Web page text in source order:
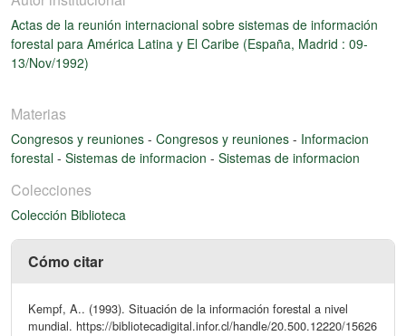
Actas de la reunión internacional sobre sistemas de información
forestal para América Latina y El Caribe (España, Madrid : 09-
13/Nov/1992)
Materias
Congresos y reuniones - Congresos y reuniones - Informacion
forestal - Sistemas de informacion - Sistemas de informacion
Colecciones
Colección Biblioteca
Cómo citar
Kempf, A.. (1993). Situación de la información forestal a nivel
mundial. https://bibliotecadigital.infor.cl/handle/20.500.12220/15626